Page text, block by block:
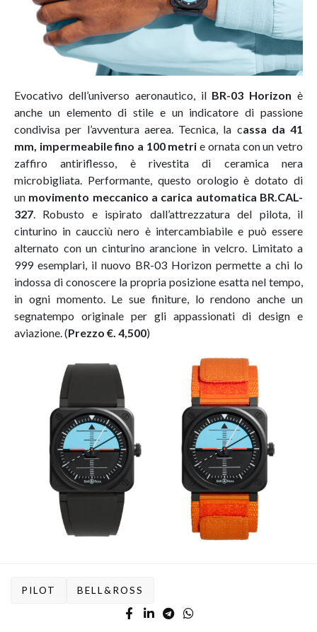
Evocativo dell’universo aeronautico, il BR-03 Horizon è
anche un elemento di stile e un indicatore di passione
condivisa per l’avventura aerea. Tecnica, la cassa da 41
mm, impermeabile fino a 100 metri e ornata con un vetro
zaffiro antiriflesso, è rivestita di ceramica nera
microbigliata. Performante, questo orologio è dotato di
un movimento meccanico a carica automatica BR.CAL-
327. Robusto e ispirato dall’attrezzatura del pilota, il
cinturino in caucciù nero è intercambiabile e può essere
alternato con un cinturino arancione in velcro. Limitato a
999 esemplari, il nuovo BR-03 Horizon permette a chi lo
indossa di conoscere la propria posizione esatta nel tempo,
in ogni momento. Le sue finiture, lo rendono anche un
segnatempo originale per gli appassionati di design e
aviazione. (Prezzo €. 4,500)
PILOT BELL&ROSS